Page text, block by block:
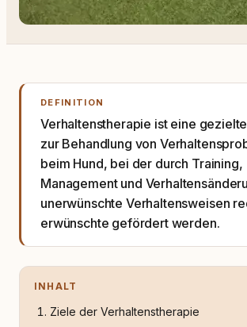
DEFINITION
Verhaltenstherapie ist eine
zur Behandlung von
beim Hund, bei der durch Training,
Management und
unerwünschte Verhaltensweisen
erwünschte gefördert werden.
INHALT
Ziele der Verhaltenstherapie